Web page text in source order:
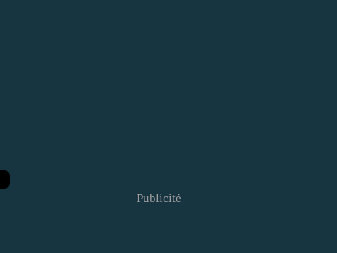
Publicité